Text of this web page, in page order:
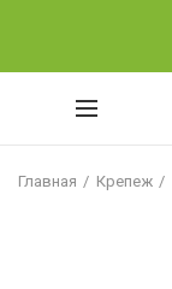
Главная Крепеж